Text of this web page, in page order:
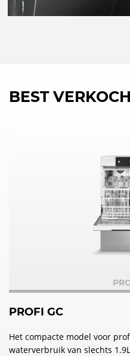
BEST
PROFI GC
Het compacte model voor
waterverbruik van slechts